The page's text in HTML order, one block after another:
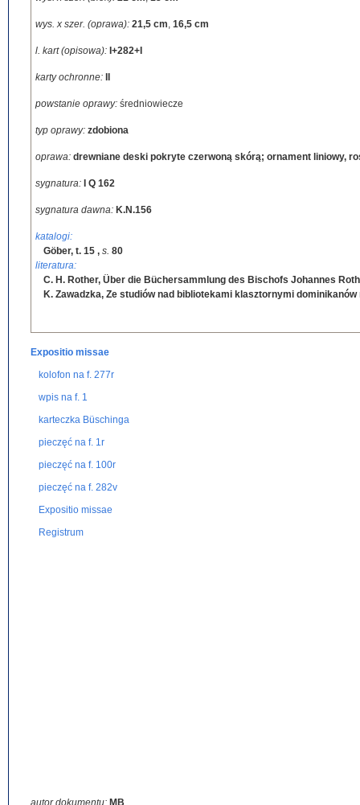
wys. x szer. (oprawa): 21,5 cm, 16,5 cm
l. kart (opisowa): I+282+I
karty ochronne:
powstanie oprawy: średniowiecze
typ oprawy: zdobiona
oprawa: drewniane deski pokryte czerwoną skórą; ornament liniowy,
sygnatura: I Q 162
sygnatura dawna: K.N.156
katalogi:
Göber, t. 15 , s. 80
literatura:
C. H. Rother, Über die Büchersammlung des Bischofs Johannes Roth
K. Zawadzka, Ze studiów nad bibliotekami klasztornymi dominikanów
Expositio missae
kolofon na f. 277r
wpis na f. 1
karteczka Büschinga
pieczęć na f. 1r
pieczęć na f. 100r
pieczęć na f. 282v
Expositio missae
Registrum
autor dokumentu: MB